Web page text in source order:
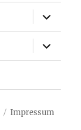
öffnen
öffnen
Impressum